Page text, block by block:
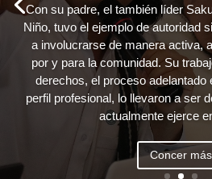
Con su padre, el también líder
Niño, tuvo el ejemplo de autoridad
a involucrarse de manera activa,
por y para la comunidad. Su
derechos, el proceso
perfil profesional, lo llevaron a ser
actualmente ejerce
Concer más